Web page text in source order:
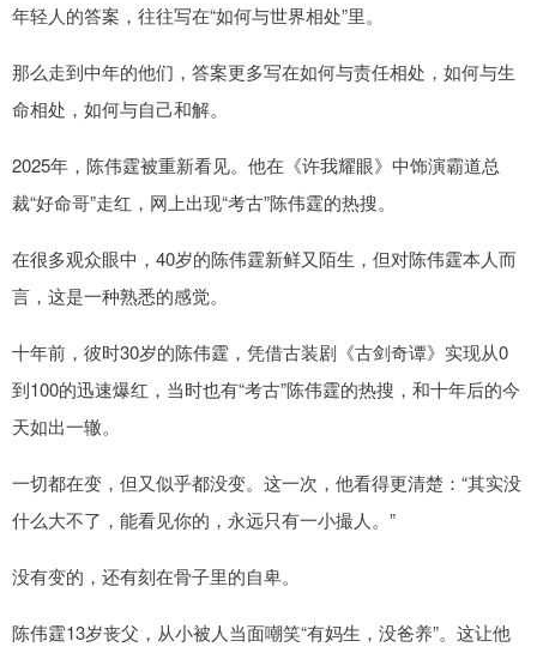
年轻人的答案，往往写在“如何与世界相处”里。
那么走到中年的他们，答案更多写在如何与责任相处，如何与生
命相处，如何与自己和解。
2025年，陈伟霆被重新看见。他在《许我耀眼》中饰演霸道总
裁“好命哥”走红，网上出现“考古”陈伟霆的热搜。
在很多观众眼中，40岁的陈伟霆新鲜又陌生，但对陈伟霆本人而
言，这是一种熟悉的感觉。
十年前，彼时30岁的陈伟霆，凭借古装剧《古剑奇谭》实现从0
到100的迅速爆红，当时也有“考古”陈伟霆的热搜，和十年后的今
天如出一辙。
一切都在变，但又似乎都没变。这一次，他看得更清楚：“其实没
什么大不了，能看见你的，永远只有一小撮人。”
没有变的，还有刻在骨子里的自卑。
陈伟霆13岁丧父，从小被人当面嘲笑“有妈生，没爸养”。这让他